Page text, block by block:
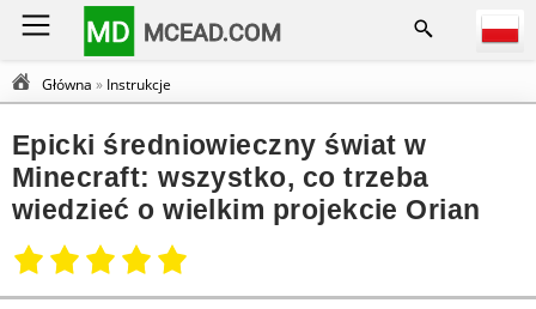
MD MCEAD.COM
Główna » Instrukcje
Epicki średniowieczny świat w
Minecraft: wszystko, co trzeba
wiedzieć o wielkim projekcie Orian